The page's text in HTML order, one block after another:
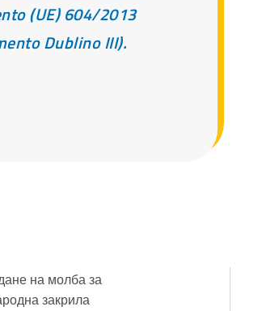
(UE) 604/2013
Dublino III).
на молба за
закрила